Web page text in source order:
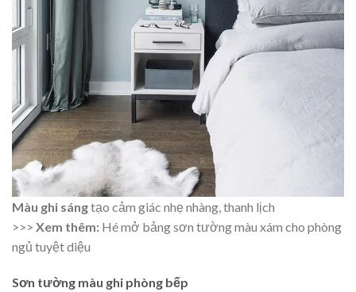
Màu ghi sángtạo cảm giác nhẹ nhàng, thanh lịch
>>> Xem thêm: Hé mở bảng sơn tường màu xám cho phòng
ngủ tuyệt diệu
Sơn tường màu ghi phòng bếp